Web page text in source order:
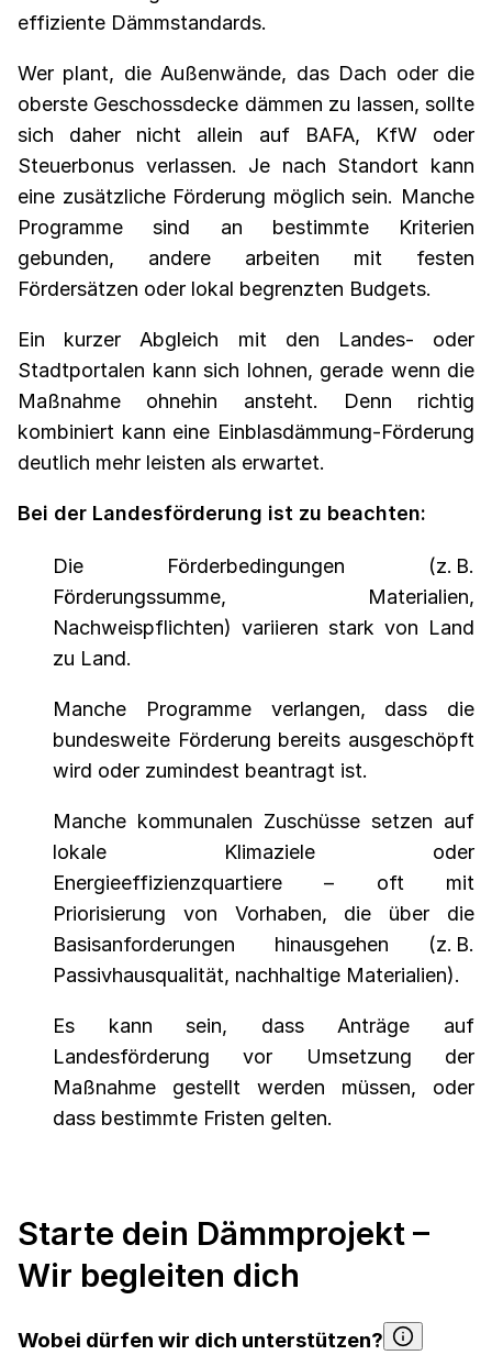
effiziente Dämmstandards.
Wer plant, die Außenwände, das Dach oder die
oberste Geschossdecke dämmen zu lassen, sollte
sich daher nicht allein auf BAFA, KfW oder
Steuerbonus verlassen. Je nach Standort kann
eine zusätzliche Förderung möglich sein. Manche
Programme sind an bestimmte Kriterien
gebunden, andere arbeiten mit festen
Fördersätzen oder lokal begrenzten Budgets.
Ein kurzer Abgleich mit den Landes- oder
Stadtportalen kann sich lohnen, gerade wenn die
Maßnahme ohnehin ansteht. Denn richtig
kombiniert kann eine Einblasdämmung-Förderung
deutlich mehr leisten als erwartet.
Bei der Landesförderung ist zu beachten:
Die Förderbedingungen (z. B.
Förderungssumme, Materialien,
Nachweispflichten) variieren stark von Land
zu Land.
Manche Programme verlangen, dass die
bundesweite Förderung bereits ausgeschöpft
wird oder zumindest beantragt ist.
Manche kommunalen Zuschüsse setzen auf
lokale Klimaziele oder
Energieeffizienzquartiere – oft mit
Priorisierung von Vorhaben, die über die
Basisanforderungen hinausgehen (z. B.
Passivhausqualität, nachhaltige Materialien).
Es kann sein, dass Anträge auf
Landesförderung vor Umsetzung der
Maßnahme gestellt werden müssen, oder
dass bestimmte Fristen gelten.
Starte dein Dämmprojekt –
Wir begleiten dich
Wobei dürfen wir dich unterstützen?